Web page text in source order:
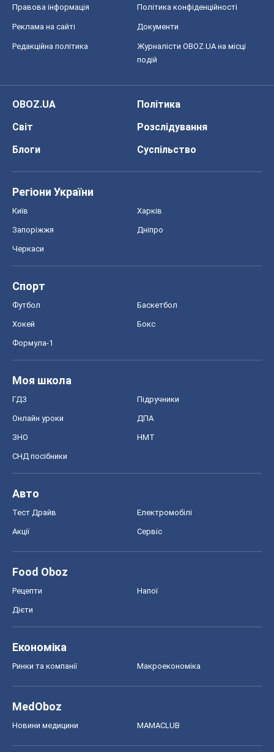
Правова інформація Політика конфіденційності
Реклама на сайті Документи
Редакційна політика
Журналісти OBOZ.UA на місці
подій
OBOZ.UA
Політика
Світ
Розслідування
Блоги
Суспільство
Регіони України
Київ Харків
Запоріжжя Дніпро
Черкаси
Спорт
Футбол Баскетбол
Хокей Бокс
Формула-1
Моя школа
ГДЗ Підручники
Онлайн уроки ДПА
ЗНО НМТ
СНД посібники
Авто
Тест Драйв Електромобілі
Акції Сервіс
Food Oboz
Рецепти Напої
Дієти
Економіка
Ринки та компанії Макроекономіка
MedOboz
Новини медицини MAMACLUB